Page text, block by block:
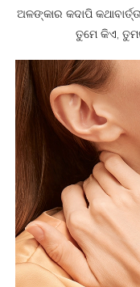
ଅଳଙ୍କାର କଦାପି
ତୁମେ କିଏ,